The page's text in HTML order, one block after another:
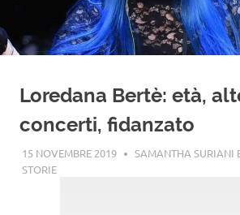
Loredana Bertè: età,
concerti, fidanzato
15 NOVEMBRE 2019
SAMANTHA SURIANI
STORIE